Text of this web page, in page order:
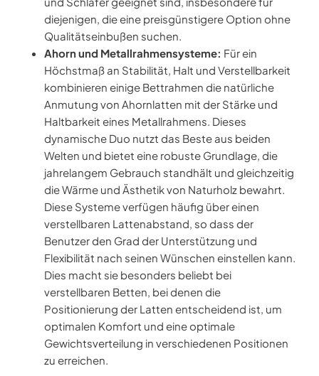
diejenigen, die eine preisgünstigere Option ohne
Qualitätseinbußen suchen.
Ahorn und Metallrahmensysteme: Für ein
Höchstmaß an Stabilität, Halt und Verstellbarkeit
kombinieren einige Bettrahmen die natürliche
Anmutung von Ahornlatten mit der Stärke und
Haltbarkeit eines Metallrahmens. Dieses
dynamische Duo nutzt das Beste aus beiden
Welten und bietet eine robuste Grundlage, die
jahrelangem Gebrauch standhält und gleichzeitig
die Wärme und Ästhetik von Naturholz bewahrt.
Diese Systeme verfügen häufig über einen
verstellbaren Lattenabstand, so dass der
Benutzer den Grad der Unterstützung und
Flexibilität nach seinen Wünschen einstellen kann.
Dies macht sie besonders beliebt bei
verstellbaren Betten, bei denen die
Positionierung der Latten entscheidend ist, um
optimalen Komfort und eine optimale
Gewichtsverteilung in verschiedenen Positionen
zu erreichen.